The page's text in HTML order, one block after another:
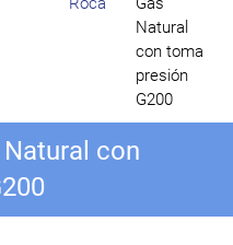
Natural
con toma
presión
G200
con